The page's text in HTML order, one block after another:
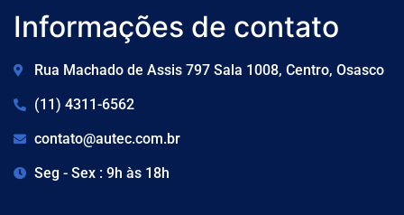
Informações de contato
Rua Machado de Assis 797 Sala 1008, Centro, Osasco
(11) 4311-6562
contato@autec.com.br
Seg - Sex : 9h às 18h